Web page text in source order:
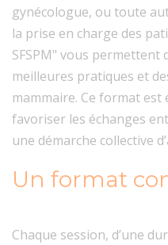
gynécologue, ou toute
la prise en charge des
SFSPM" vous permettent
meilleures pratiques et
mammaire. Ce format
favoriser les échanges
une démarche collective
Un format
Chaque session, d’une